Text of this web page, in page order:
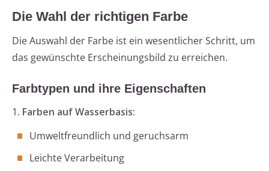
Die Wahl der richtigen Farbe
Die Auswahl der Farbe ist ein wesentlicher Schritt, um
das gewünschte Erscheinungsbild zu erreichen.
Farbtypen und ihre Eigenschaften
1. Farben auf Wasserbasis:
Umweltfreundlich und geruchsarm
Leichte Verarbeitung